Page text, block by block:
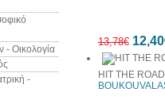
- Οικολογία
-
13,78€
HIT THE